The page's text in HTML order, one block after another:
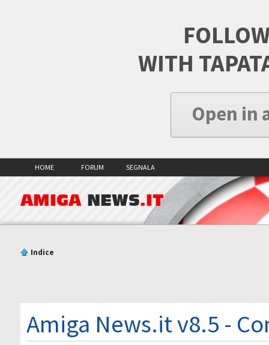
WITH
Open in
HOME FORUM SEGNALA
AMIGA NEWS.IT
Indice
Amiga News.it v8.5 -